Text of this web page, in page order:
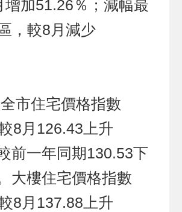
增加51.26％；減幅最
，較8月減少
市住宅價格指數
8月126.43上升
前一年同期130.53下
大樓住宅價格指數
8月137.88上升